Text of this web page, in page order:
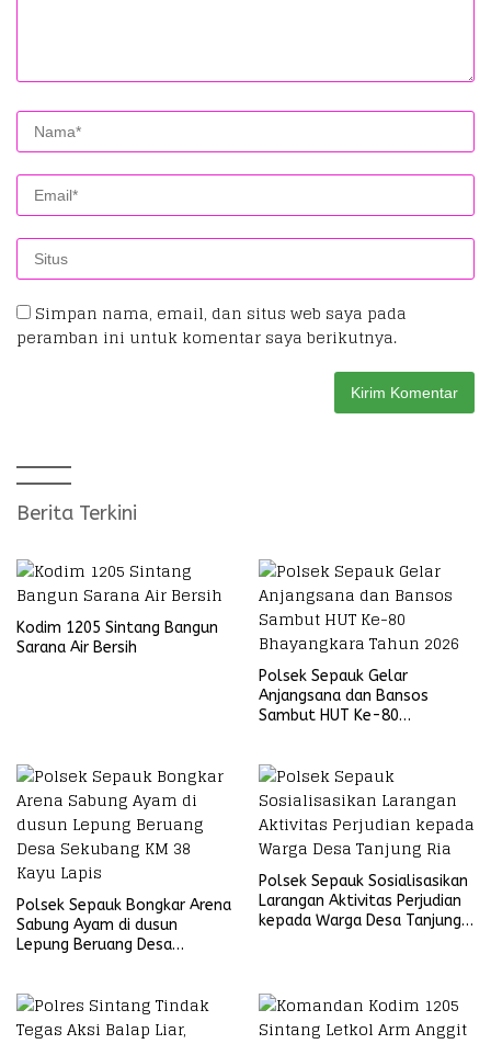
Simpan nama, email, dan situs web saya pada
peramban ini untuk komentar saya berikutnya.
Berita Terkini
Kodim 1205 Sintang Bangun
Sarana Air Bersih
Polsek Sepauk Gelar
Anjangsana dan Bansos
Sambut HUT Ke-80
Polsek Sepauk Bongkar Arena
Sabung Ayam di dusun
Lepung Beruang Desa
Polsek Sepauk Sosialisasikan
Larangan Aktivitas Perjudian
kepada Warga Desa Tanjung